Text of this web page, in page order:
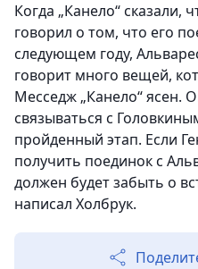
Когда „Канело“ сказали,
говорил о том, что его
следующем году,
говорит много вещей,
Месседж „Канело“ ясен.
связываться с
пройденный этап. Если
получить поединок с
должен будет забыть о
написал Холбрук.